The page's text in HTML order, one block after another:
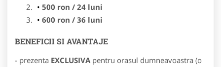
500 ron / 24 luni
600 ron / 36 luni
BENEFICII SI AVANTAJE
- prezenta EXCLUSIVA pentru orasul dumneavoastra (o